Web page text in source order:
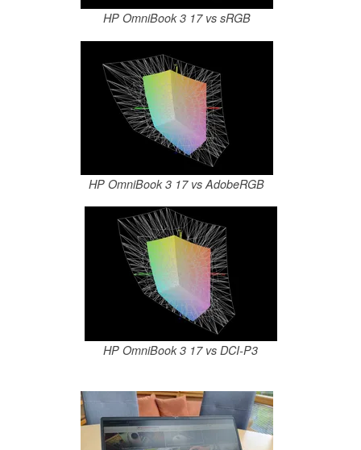
HP OmniBook 3 17 vs sRGB
HP OmniBook 3 17 vs AdobeRGB
HP OmniBook 3 17 vs DCI-P3